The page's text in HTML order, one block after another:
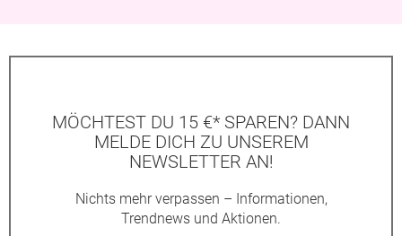
MÖCHTEST DU 15 €* SPAREN? DANN
MELDE DICH ZU UNSEREM
NEWSLETTER AN!
Nichts mehr verpassen – Informationen,
Trendnews und Aktionen.